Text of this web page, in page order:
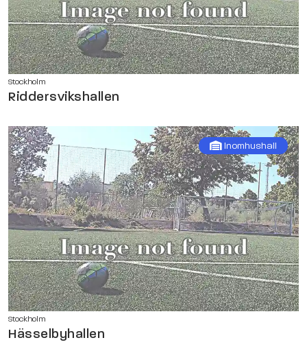
Stockholm
Riddersvikshallen
Inomhushall
Stockholm
Hässelbyhallen